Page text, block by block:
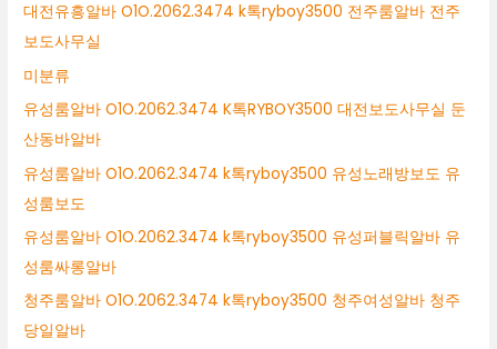
대전유흥알바 O1O.2062.3474 k톡ryboy3500 전주룸알바 전주
보도사무실
미분류
유성룸알바 O1O.2062.3474 K톡RYBOY3500 대전보도사무실 둔
산동바알바
유성룸알바 O1O.2062.3474 k톡ryboy3500 유성노래방보도 유
성룸보도
유성룸알바 O1O.2062.3474 k톡ryboy3500 유성퍼블릭알바 유
성룸싸롱알바
청주룸알바 O1O.2062.3474 k톡ryboy3500 청주여성알바 청주
당일알바